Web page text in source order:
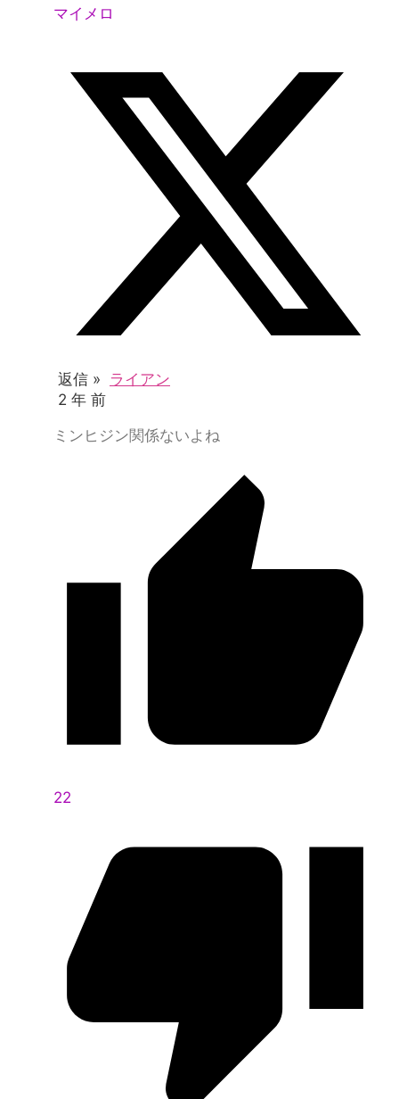
マイメロ
返信 » ライアン
2 年 前
ミンヒジン関係ないよね
22